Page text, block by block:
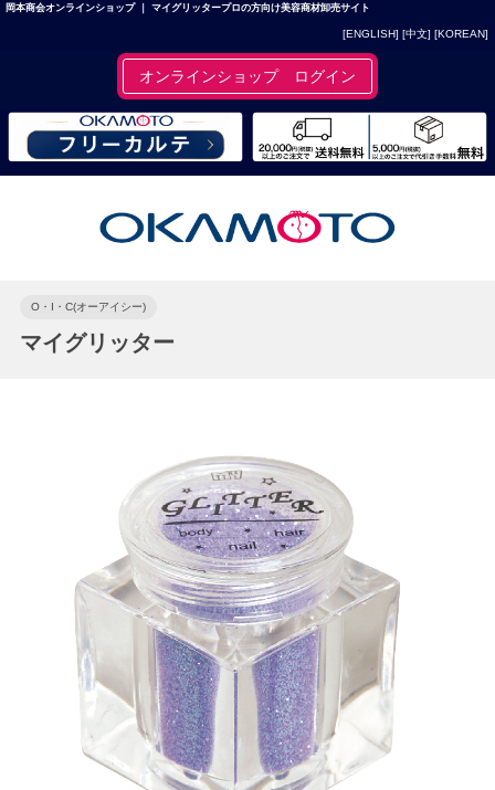
岡本商会オンラインショップ ｜ マイグリッタープロの方向け美容商材卸売サイト
[ENGLISH] [中文] [KOREAN]
オンラインショップ ログイン
O・I・C(オーアイシー)
マイグリッター